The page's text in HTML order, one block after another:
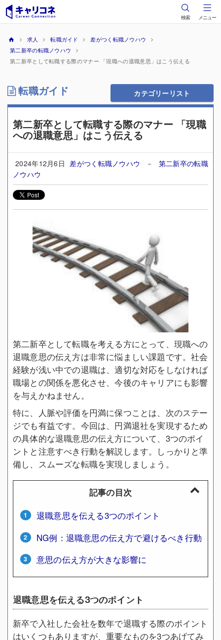
検索 メニュー
求人 転職ガイド
差がつく転職ノウハウ
第二新卒の転職ノウハウ
第二新卒として転職する際のマナー 「現職への退職意思」はこう伝える
転職ガイド カテゴリーリスト
第二新卒として転職する際のマナー 「現職
への退職意思」はこう伝える
2024年12月6日 差がつく転職ノウハウ － 第二新卒の転職
ノウハウ
第二新卒として転職を考える方にとって、現職への
退職意思の伝え方は非常に悩ましい課題です。社会
経験が浅い中での退職は、適切な対応をしなければ
職場との関係を悪化させ、今後のキャリアにも影響
を与えかねません。
特に、人脈や評価を円満に保つことは、次のステー
ジでも有益です。今回は、円満退社を実現するため
の具体的な退職意思の伝え方について、3つのポイ
ントと注意すべき行動を解説します。しっかりと準
備し、スムーズな転職を実現しましょう。
記事の目次
退職意思を伝える3つのポイント
NG例：退職意思の伝え方で避けるべき行動
意思の伝え方が大きな影響に
退職意思を伝える3つのポイント
新卒で入社した会社を数年で退職する際のポイント
はいくつもありますが、重要なものを3つあげてみ